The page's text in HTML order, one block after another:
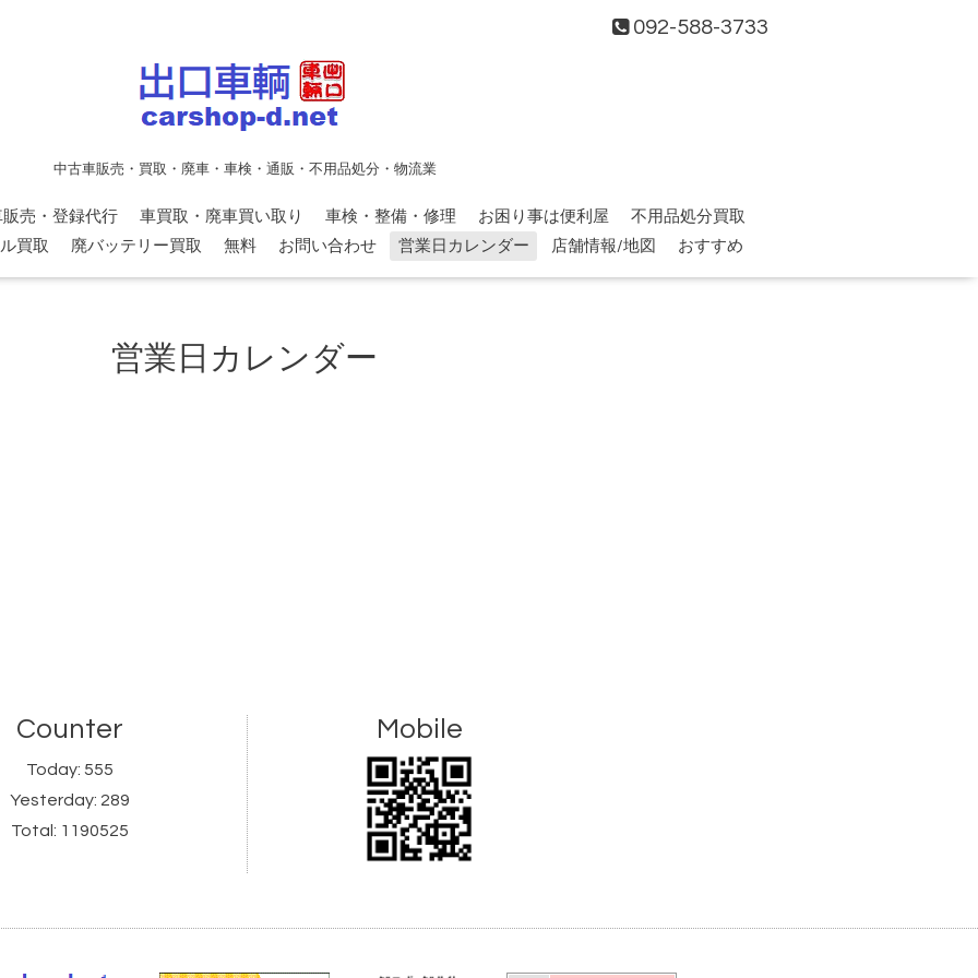
092-588-3733
中古車販売・買取・廃車・車検・通販・不用品処分・物流業
売・登録代行 車買取・廃車買い取り 車検・整備・修理 お困り事は便利屋
不用品処分買取
買取
廃バッテリー買取 無料 お問い合わせ 営業日カレンダー 店舗情報/地図 おすすめ
営業日カレンダー
Counter
Today:555
Yesterday: 289
Total: 1190525
Mobile